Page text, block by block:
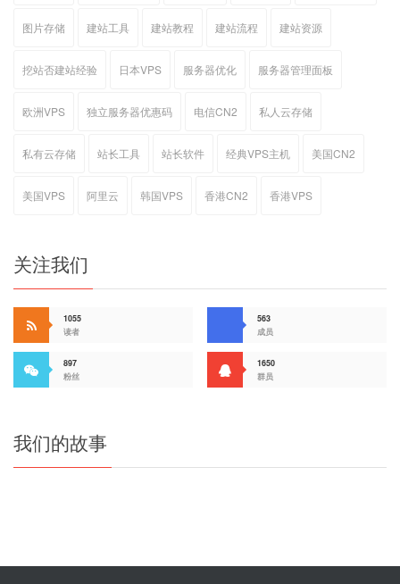
图片存储 建站工具 建站教程 建站流程 建站资源
挖站否建站经验 日本VPS 服务器优化 服务器管理面板
欧洲VPS 独立服务器优惠码 电信CN2 私人云存储
私有云存储 站长工具 站长软件 经典VPS主机 美国CN2
美国VPS 阿里云 韩国VPS 香港CN2 香港VPS
关注我们
1055
读者
563
成员
897
粉丝
1650
群员
我们的故事